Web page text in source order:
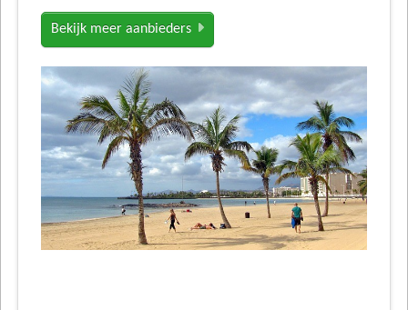
Bekijk meer aanbieders